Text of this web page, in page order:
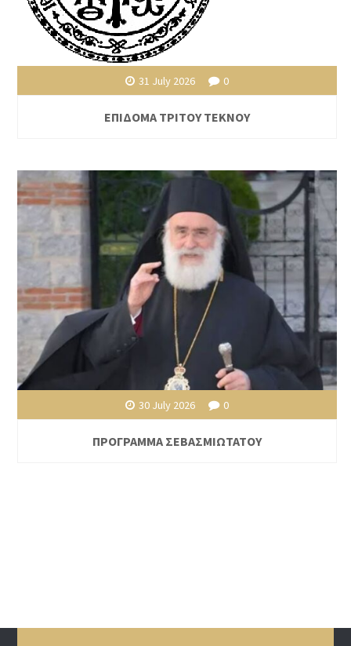
31 July 2026 0
ΕΠΙΔΟΜΑ ΤΡΙΤΟΥ ΤΕΚΝΟΥ
30 July 2026 0
ΠΡΟΓΡΑΜΜΑ ΣΕΒΑΣΜΙΩΤΑΤΟΥ